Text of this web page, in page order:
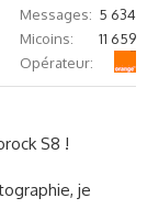
libre de
à l'avant.
interférer
: Assurez-
Messages
5 634
Micoins
11 659
Opérateur
S8 !
je